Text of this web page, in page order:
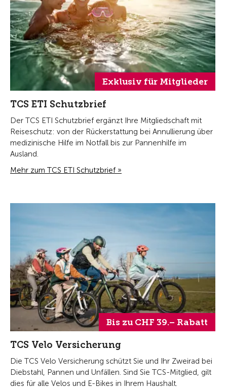
Exklusiv für Mitglieder
TCS ETI Schutzbrief
Der TCS ETI Schutzbrief ergänzt Ihre Mitgliedschaft mit
Reiseschutz: von der Rückerstattung bei Annullierung über
medizinische Hilfe im Notfall bis zur Pannenhilfe im
Ausland.
Mehr zum TCS ETI Schutzbrief »
Bis zu CHF 39.– Rabatt
TCS Velo Versicherung
Die TCS Velo Versicherung schützt Sie und Ihr Zweirad bei
Diebstahl, Pannen und Unfällen. Sind Sie TCS-Mitglied, gilt
dies für alle Velos und E-Bikes in Ihrem Haushalt.